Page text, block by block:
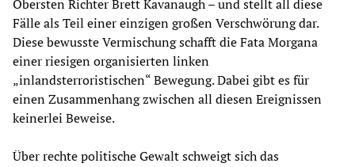
Obersten Richter Brett Kavanaugh – und stellt all diese
Fälle als Teil einer einzigen großen Verschwörung dar.
Diese bewusste Vermischung schafft die Fata Morgana
einer riesigen organisierten linken
„inlandsterroristischen“ Bewegung. Dabei gibt es für
einen Zusammenhang zwischen all diesen Ereignissen
keinerlei Beweise.
Über rechte politische Gewalt schweigt sich das